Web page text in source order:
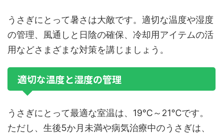
うさぎにとって暑さは大敵です。適切な温度や湿度
の管理、風通しと日陰の確保、冷却用アイテムの活
用などさまざまな対策を講じましょう。
適切な温度と湿度の管理
うさぎにとって最適な室温は、19℃～21℃です。
ただし、生後5か月未満や病気治療中のうさぎは、